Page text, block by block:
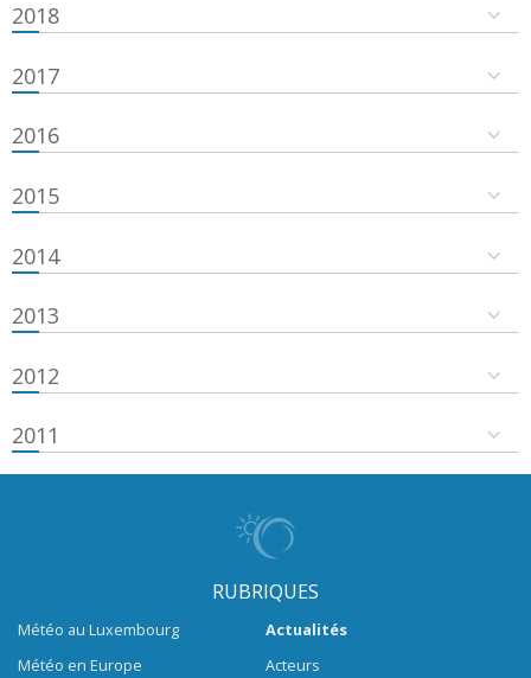
2018
2017
2016
2015
2014
2013
2012
2011
RUBRIQUES
Météo au Luxembourg
Météo en Europe
Actualités
Acteurs